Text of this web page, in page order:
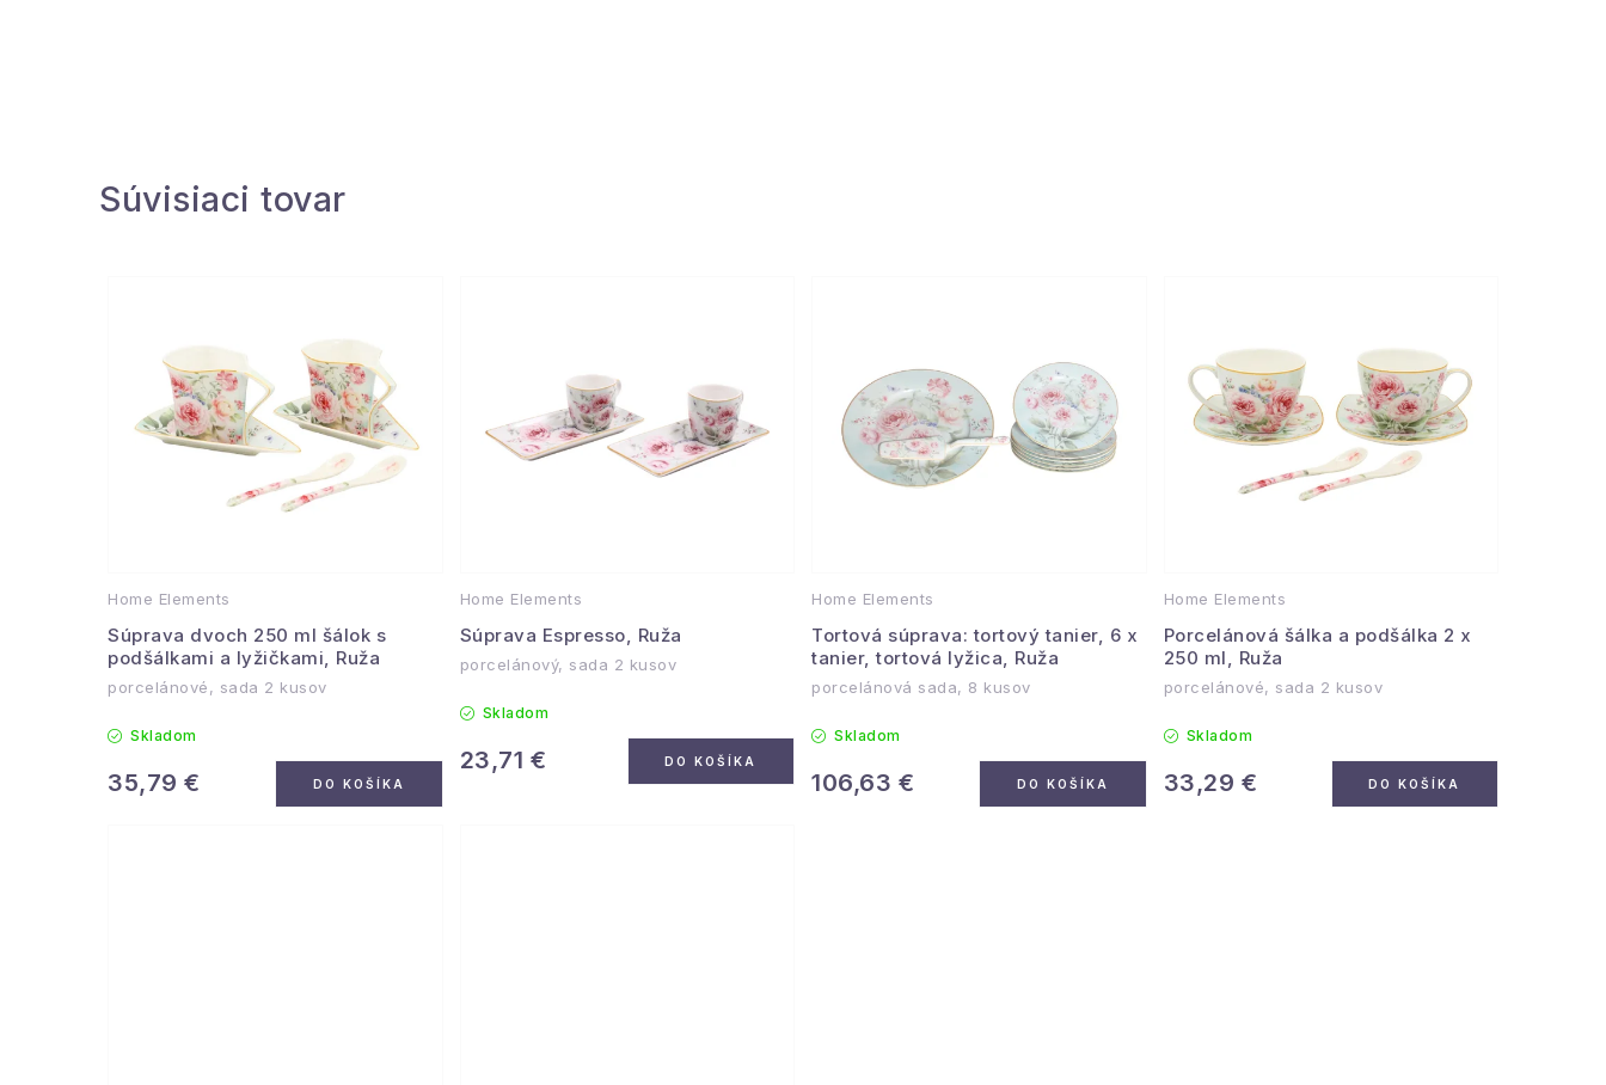
Súvisiaci tovar
Home Elements
Súprava dvoch 250 ml šálok s
podšálkami a lyžičkami, Ruža
porcelánové, sada 2 kusov
Skladom
35,79 € DO KOŠÍKA
Home Elements
Súprava Espresso, Ruža
porcelánový, sada 2 kusov
Skladom
23,71 € DO KOŠÍKA
Home Elements
Tortová súprava: tortový tanier, 6 x
tanier, tortová lyžica, Ruža
porcelánová sada, 8 kusov
Skladom
106,63 € DO KOŠÍKA
Home Elements
Porcelánová šálka a podšálka 2 x
250 ml, Ruža
porcelánové, sada 2 kusov
Skladom
33,29 € DO KOŠÍKA